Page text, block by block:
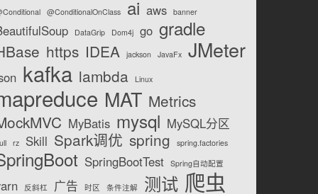
@ConditionalOnClass ai aws banner
DataGrip Dom4j go gradle
https IDEA jackson JavaFx JMeter
kafka lambda Linux
MAT Metrics
MyBatis mysql MySQL分区
rz Skill Spark调优 spring spring.factories
SpringBootTest Spring自动配置
反斜杠 广告 时区 条件注解 测试 爬虫